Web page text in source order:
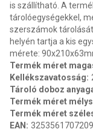
is szállítható. A
tárolóegységekkel,
szerszámok
helyén tartja a kis
mérete:
Termék méret
Kellékszavatosság:
Tároló doboz
Termék méret
Termék méret
EAN : 3253561707209